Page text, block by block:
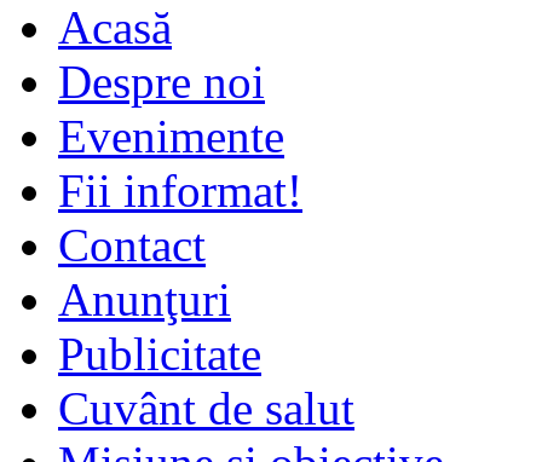
Acasă
Despre noi
Evenimente
Fii informat!
Contact
Anunţuri
Publicitate
Cuvânt de salut